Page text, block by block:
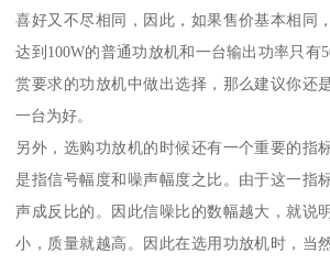
喜好又不尽相同，因此，如果售价基本相同
达到100W的普通功放机和一台输出功率只有
赏要求的功放机中做出选择，那么建议你还
一台为好。
另外，选购功放机的时候还有一个重要的指
是指信号幅度和噪声幅度之比。由于这一指
声成反比的。因此信噪比的数幅越大，就说
小，质量就越高。因此在选用功放机时，当